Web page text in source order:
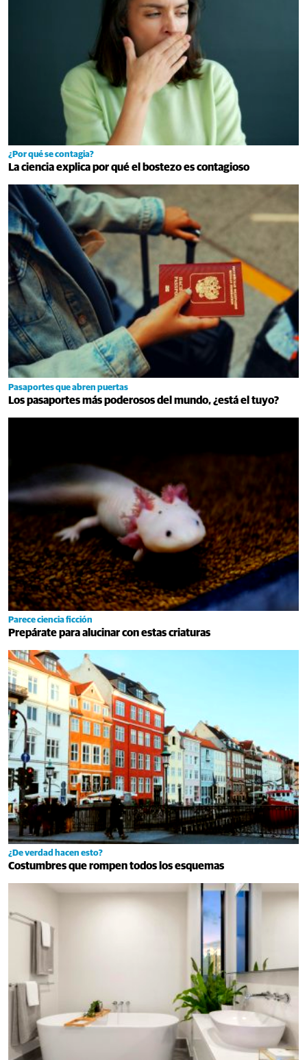
¿Por qué se contagia?
La ciencia explica por qué el bostezo es contagioso
Pasaportes que abren puertas
Los pasaportes más poderosos del mundo, ¿está el tuyo?
Parece ciencia ficción
Prepárate para alucinar con estas criaturas
¿De verdad hacen esto?
Costumbres que rompen todos los esquemas